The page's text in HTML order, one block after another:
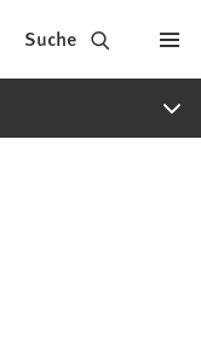
Suche